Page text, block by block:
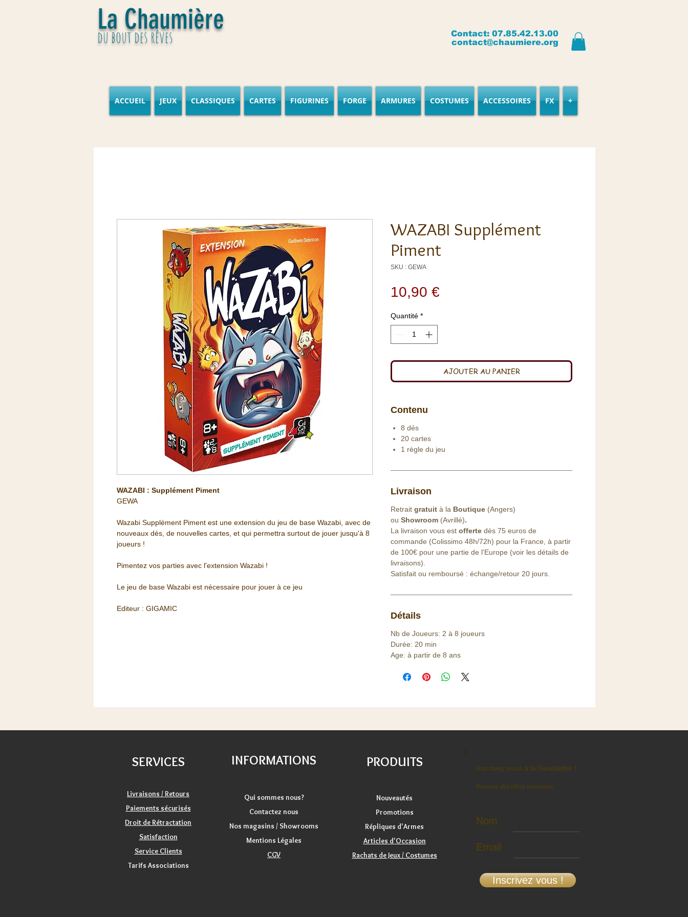
La Chaumière
du bout des rêves
Contact: 07.85.42.13.00
contact@chaumiere.org
ACCUEIL JEUX CLASSIQUES CARTES FIGURINES FORGE ARMURES COSTUMES ACCESSOIRES FX +
WAZABI : Supplément Piment
GEWA
Wazabi Supplément Piment est une extension du jeu de base Wazabi, avec de
nouveaux dés, de nouvelles cartes, et qui permettra surtout de jouer jusqu'à 8
joueurs !
Pimentez vos parties avec l'extension Wazabi !
Le jeu de base Wazabi est nécessaire pour jouer à ce jeu
Editeur : GIGAMIC
WAZABI Supplément
Piment
SKU : GEWA
10,90 €
Quantité *
AJOUTER AU PANIER
Contenu
8 dés
20 cartes
1 règle du jeu
Livraison
Retrait gratuit à la Boutique (Angers)
ou Showroom (Avrillé).
La livraison vous est offerte dès 75 euros de
commande (Colissimo 48h/72h) pour la France, à partir
de 100€ pour une partie de l'Europe (voir les détails de
livraisons).
Satisfait ou remboursé : échange/retour 20 jours.
Détails
Nb de Joueurs: 2 à 8 joueurs
Durée: 20 min
Age: à partir de 8 ans
SERVICES
Livraisons / Retours
Paiements sécurisés
Droit de Rétractation
Satisfaction
Service Clients
Tarifs Associations
INFORMATIONS
Qui sommes nous?
Contactez nous
Nos magasins / Showrooms
Mentions Légales
CGV
PRODUITS
Nouveautés
Promotions
Répliques d'Armes
Articles d'Occasion
Rachats de Jeux / Costumes
Inscrivez vous à la Newsletter !
Recevez des offres exclusives
Nom
Email
Inscrivez vous !